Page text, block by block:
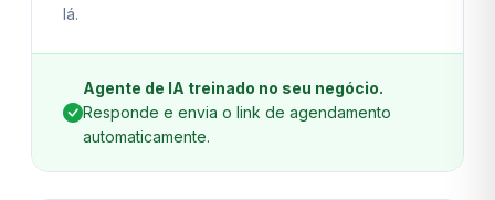
lá.
Agente de IA treinado no seu negócio.
Responde e envia o link de agendamento
automaticamente.